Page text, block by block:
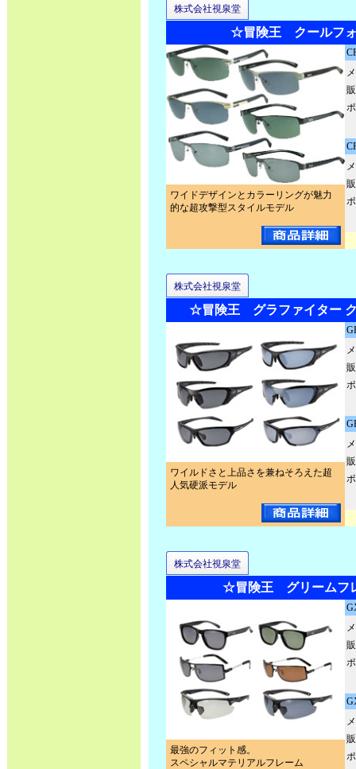
株式会社視泉堂
☆冒険王 クールフ
ワイドデザインとカラーリングが魅力
的な超攻撃型スタイルモデル
株式会社視泉堂
☆冒険王 グラファイター
ワイルドさと上品さを兼ねそろえた超
人気硬派モデル
株式会社視泉堂
☆冒険王 グリームフ
最強のフィット感。
スペシャルマテリアルフレーム